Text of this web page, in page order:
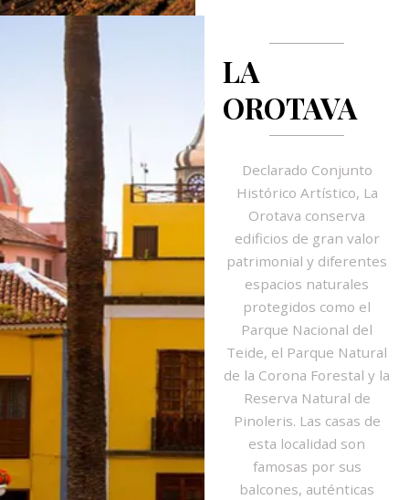
LA
OROTAVA
Declarado Conjunto
Histórico Artístico, La
Orotava conserva
edificios de gran valor
patrimonial y diferentes
espacios naturales
protegidos como el
Parque Nacional del
Teide, el Parque Natural
de la Corona Forestal y la
Reserva Natural de
Pinoleris. Las casas de
esta localidad son
famosas por sus
balcones, auténticas